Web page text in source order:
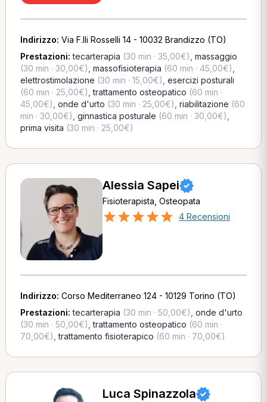
Indirizzo: Via F.lli Rosselli 14 - 10032 Brandizzo (TO)
Prestazioni:tecarterapia (30 min · 35,00€) massaggio
(30 min · 30,00€) massofisioterapia (60 min · 45,00€)
elettrostimolazione (30 min · 15,00€) esercizi posturali
(60 min · 25,00€) ,trattamento osteopatico (60 min ·
45,00€) onde d'urto (30 min · 25,00€) riabilitazione (60
min · 30,00€) ginnastica posturale (60 min · 30,00€)
prima visita (30 min · 25,00€)
Alessia Sapei
Fisioterapista, Osteopata
4 Recensioni
Indirizzo: Corso Mediterraneo 124 - 10129 Torino (TO)
Prestazioni:tecarterapia (30 min · 50,00€) onde d'urto
(30 min · 50,00€) ,trattamento osteopatico (60 min ·
70,00€) ,trattamento fisioterapico (60 min · 70,00€)
Luca Spinazzola